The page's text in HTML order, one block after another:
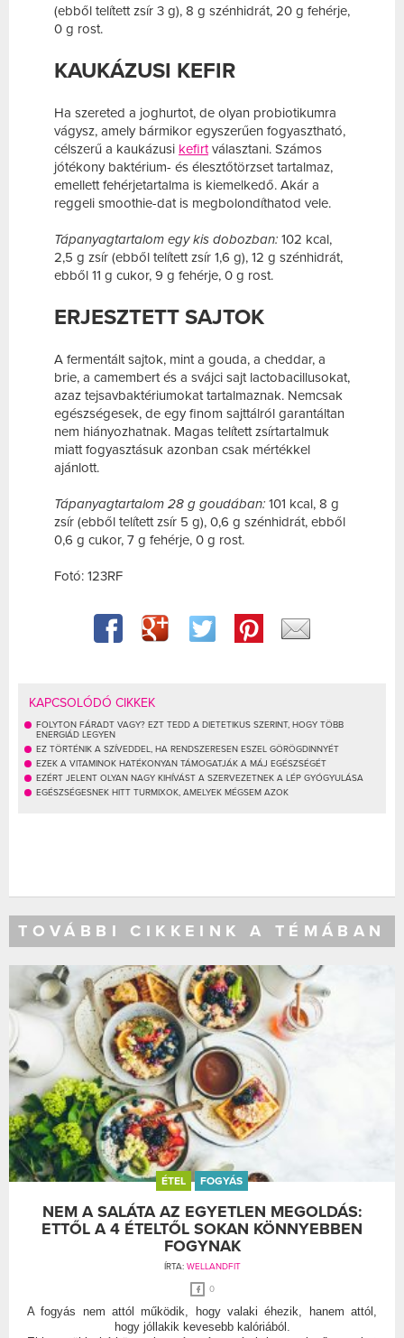
(ebből telített zsír 3 g), 8 g szénhidrát, 20 g fehérje,
0 g rost.
KAUKÁZUSI KEFIR
Ha szereted a joghurtot, de olyan probiotikumra
vágysz, amely bármikor egyszerűen fogyasztható,
célszerű a kaukázusi kefirtválasztani. Számos
jótékony baktérium- és élesztőtörzset tartalmaz,
emellett fehérjetartalma is kiemelkedő. Akár a
reggeli smoothie-dat is megbolondíthatod vele.
Tápanyagtartalom egy kis dobozban: 102 kcal,
2,5 g zsír (ebből telített zsír 1,6 g), 12 g szénhidrát,
ebből 11 g cukor, 9 g fehérje, 0 g rost.
ERJESZTETT SAJTOK
A fermentált sajtok, mint a gouda, a cheddar, a
brie, a camembert és a svájci sajt lactobacillusokat,
azaz tejsavbaktériumokat tartalmaznak. Nemcsak
egészségesek, de egy finom sajttálról garantáltan
nem hiányozhatnak. Magas telített zsírtartalmuk
miatt fogyasztásuk azonban csak mértékkel
ajánlott.
Tápanyagtartalom 28 g goudában: 101 kcal, 8 g
zsír (ebből telített zsír 5 g), 0,6 g szénhidrát, ebből
0,6 g cukor, 7 g fehérje, 0 g rost.
Fotó: 123RF
KAPCSOLÓDÓ CIKKEK
FOLYTON FÁRADT VAGY? EZT TEDD A DIETETIKUS SZERINT, HOGY TÖBB
ENERGIÁD LEGYEN
EZ TÖRTÉNIK A SZÍVEDDEL, HA RENDSZERESEN ESZEL GÖRÖGDINNYÉT
EZEK A VITAMINOK HATÉKONYAN TÁMOGATJÁK A MÁJ EGÉSZSÉGÉT
EZÉRT JELENT OLYAN NAGY KIHÍVÁST A SZERVEZETNEK A LÉP GYÓGYULÁSA
EGÉSZSÉGESNEK HITT TURMIXOK, AMELYEK MÉGSEM AZOK
TOVÁBBI CIKKEINK A TÉMÁBAN
ÉTEL FOGYÁS
NEM A SALÁTA AZ EGYETLEN MEGOLDÁS:
ETTŐL A 4 ÉTELTŐL SOKAN KÖNNYEBBEN
FOGYNAK
ÍRTA: WELLANDFIT
0
A fogyás nem attól működik, hogy valaki éhezik, hanem attól,
hogy jóllakik kevesebb kalóriából.